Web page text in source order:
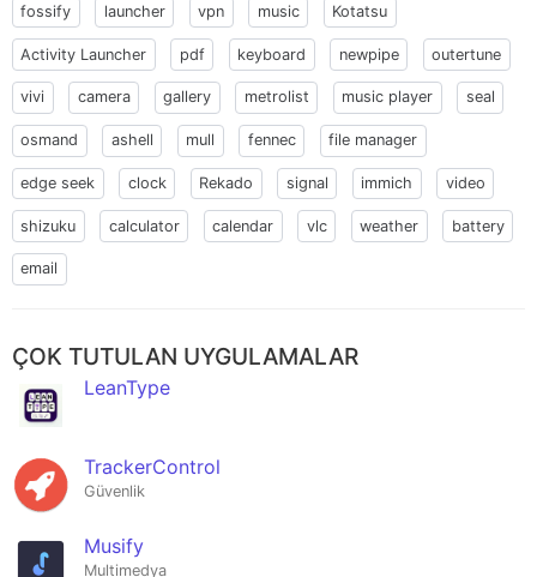
fossify launcher vpn music Kotatsu
Activity Launcher pdf keyboard newpipe outertune
vivi camera gallery metrolist music player seal
osmand ashell mull fennec file manager
edge seek clock Rekado signal immich video
shizuku calculator calendar vlc weather battery
email
ÇOK TUTULAN UYGULAMALAR
LeanType
TrackerControl
Güvenlik
Musify
Multimedya